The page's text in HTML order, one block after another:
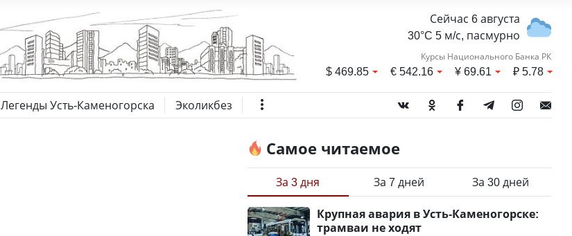
Сейчас 6 августа
30°C 5 м/с, пасмурно
Курсы Национального Банка РК
$469.85 €542.16 ¥69.61 ₽5.78
Легенды Усть-Каменогорска Эколикбез
Самое читаемое
За 3 дня За 7 дней За 30 дней
Крупная авария в Усть-Каменогорске:
трамваи не ходят